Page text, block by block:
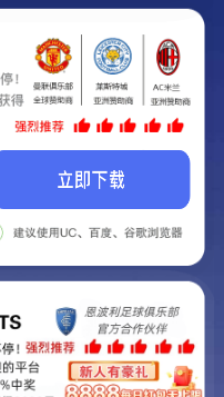
线啦...
在建设.
网站.
!